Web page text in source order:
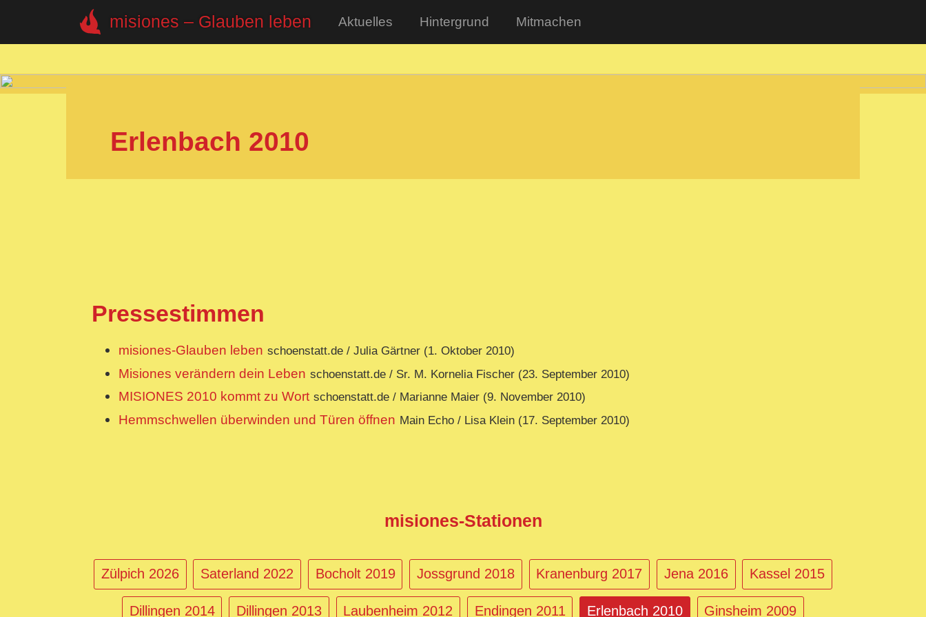
misiones – Glauben leben Aktuelles Hintergrund Mitmachen
Erlenbach 2010
Pressestimmen
misiones-Glauben leben schoenstatt.de / Julia Gärtner (1. Oktober 2010)
Misiones verändern dein Leben schoenstatt.de / Sr. M. Kornelia Fischer (23. September 2010)
MISIONES 2010 kommt zu Wort schoenstatt.de / Marianne Maier (9. November 2010)
Hemmschwellen überwinden und Türen öffnen Main Echo / Lisa Klein (17. September 2010)
misiones-Stationen
Zülpich 2026 Saterland 2022 Bocholt 2019 Jossgrund 2018 Kranenburg 2017 Jena 2016 Kassel 2015
Dillingen 2014 Dillingen 2013 Laubenheim 2012 Endingen 2011 Erlenbach 2010 Ginsheim 2009